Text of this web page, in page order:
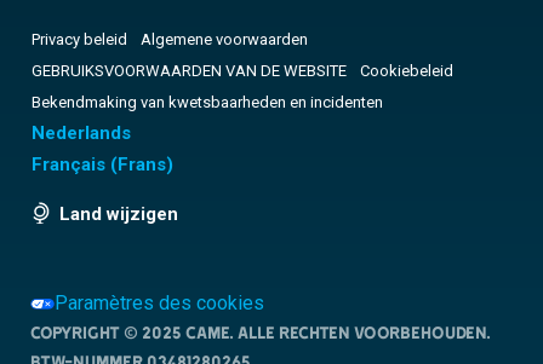
Privacy beleid
Algemene voorwaarden
GEBRUIKSVOORWAARDEN VAN DE WEBSITE
Cookiebeleid
Bekendmaking van kwetsbaarheden en incidenten
Nederlands
Français (Frans)
Land wijzigen
Paramètres des cookies
Copyright © 2025 CAME. Alle rechten voorbehouden.